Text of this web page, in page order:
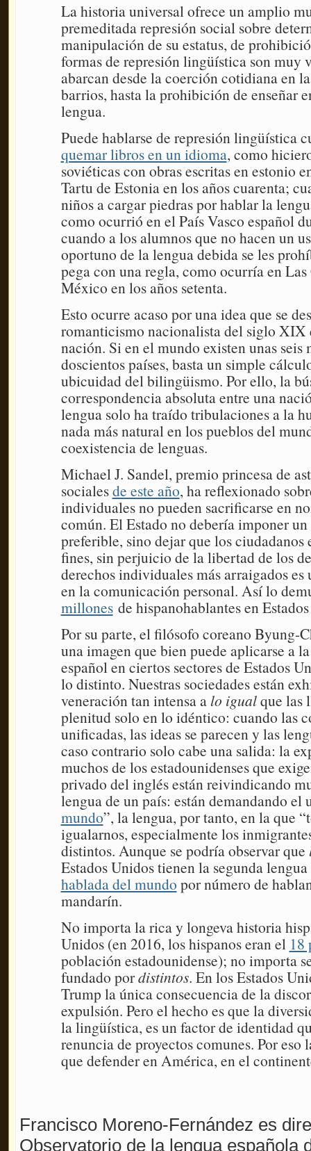
La historia universal ofrece un amplio
premeditada represión social sobre
manipulación de su estatus, de
formas de represión lingüística son muy
abarcan desde la coerción cotidiana en
barrios, hasta la prohibición de enseñar
lengua.
Puede hablarse de represión lingüística
quemar libros en un idioma, como
soviéticas con obras escritas en estonio
Tartu de Estonia en los años cuarenta;
niños a cargar piedras por hablar la
como ocurrió en el País Vasco español
cuando a los alumnos que no hacen un
oportuno de la lengua debida se les
pega con una regla, como ocurría en Las
México en los años setenta.
Esto ocurre acaso por una idea que se
romanticismo nacionalista del siglo XIX
nación. Si en el mundo existen unas seis
doscientos países, basta un simple
ubicuidad del bilingüismo. Por ello, la
correspondencia absoluta entre una
lengua solo ha traído tribulaciones a la
nada más natural en los pueblos del
coexistencia de lenguas.
Michael J. Sandel, premio princesa de
socialesde este año, ha reflexionado
individuales no pueden sacrificarse en
común. El Estado no debería imponer
preferible, sino dejar que los ciudadanos
fines, sin perjuicio de la libertad de los
derechos individuales más arraigados es
en la comunicación personal. Así lo
millonesde hispanohablantes en
Por su parte, el filósofo coreano Byung-
una imagen que bien puede aplicarse a
español en ciertos sectores de Estados
lo distinto. Nuestras sociedades están
veneración tan intensa a lo igualque las
plenitud solo en lo idéntico: cuando las
unificadas, las ideas se parecen y las
caso contrario solo cabe una salida: la
muchos de los estadounidenses que
privado del inglés están reivindicando
lengua de un país: están demandando el
mundo”, la lengua, por tanto, en la que
igualarnos, especialmente los
distintos. Aunque se podría observar que
Estados Unidos tienen la segunda
hablada del mundo por número de
mandarín.
No importa la rica y longeva historia
Unidos (en 2016, los hispanos eran el 18
población estadounidense); no importa
fundado pordistintos. En los Estados
Trump la única consecuencia de la
expulsión. Pero el hecho es que la
la lingüística, es un factor de identidad
renuncia de proyectos comunes. Por eso
que defender en América, en el
Francisco Moreno-Fernández es
Observatorio de la lengua española